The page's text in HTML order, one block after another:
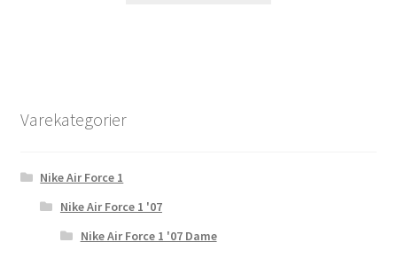
Varekategorier
Nike Air Force 1
Nike Air Force 1 '07
Nike Air Force 1 '07 Dame